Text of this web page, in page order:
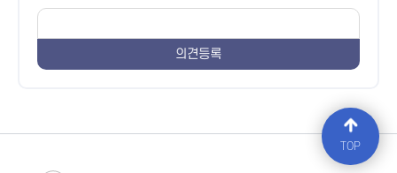
TOP